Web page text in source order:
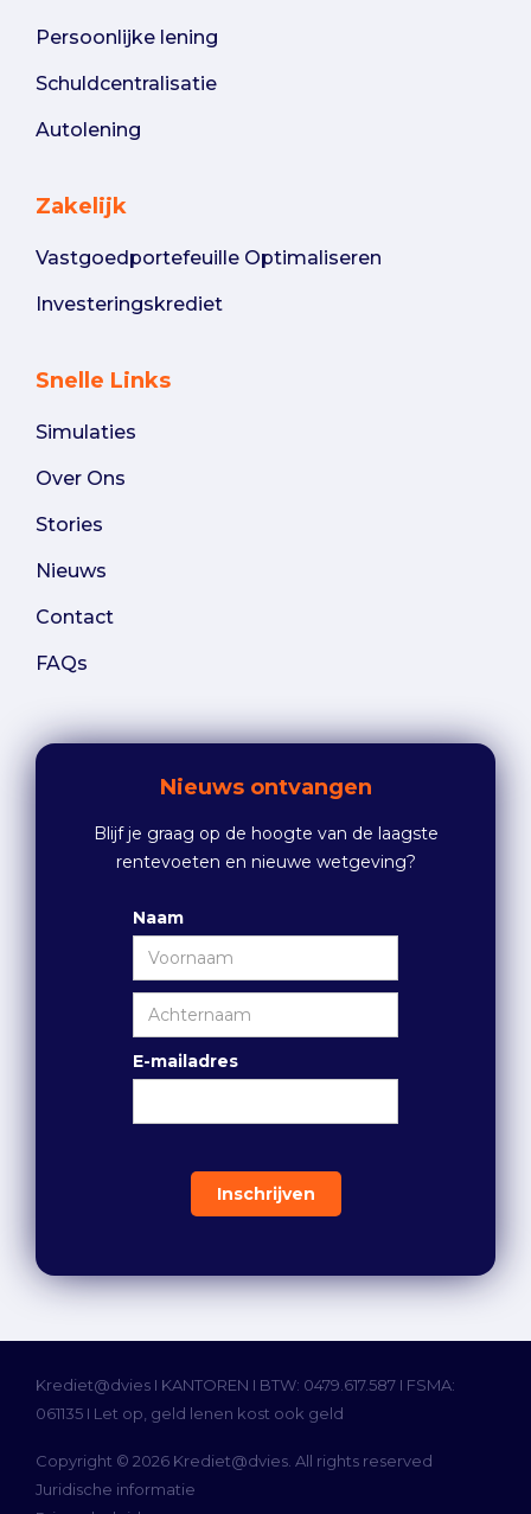
Persoonlijke lening
Schuldcentralisatie
Autolening
Zakelijk
Vastgoedportefeuille Optimaliseren
Investeringskrediet
Snelle Links
Simulaties
Over Ons
Stories
Nieuws
Contact
FAQs
Nieuws ontvangen
Blijf je graag op de hoogte van de laagste
rentevoeten en nieuwe wetgeving?
Naam
E-mailadres
Krediet@dvies I KANTOREN I BTW: 0479.617.587 I FSMA:
061135 I Let op, geld lenen kost ook geld
Copyright © 2026 Krediet@dvies. All rights reserved
Juridische informatie